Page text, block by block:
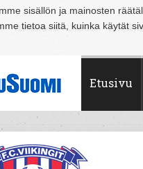
sisällön ja mainosten
tietoa siitä, kuinka käytät
Hämeenlinna Joensuu Jyväskylä
Etusivu